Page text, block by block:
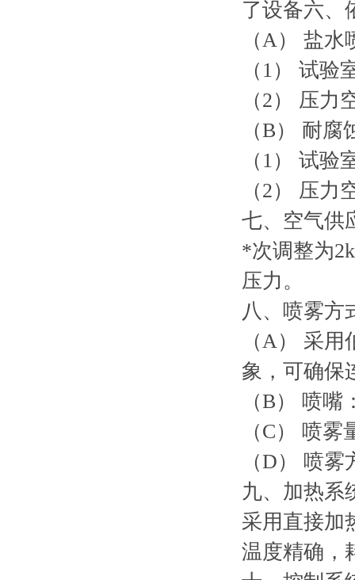
了设备六、
（A） 盐水
（1） 试
（2） 压
（B） 耐腐
（1） 试
（2） 压
七、空气供
*次调整为
压力。
八、 喷雾方
（A） 采
象，可确保
（B） 喷
（C） 喷
（D） 喷
九、加热系
采用直接加
温度精确，